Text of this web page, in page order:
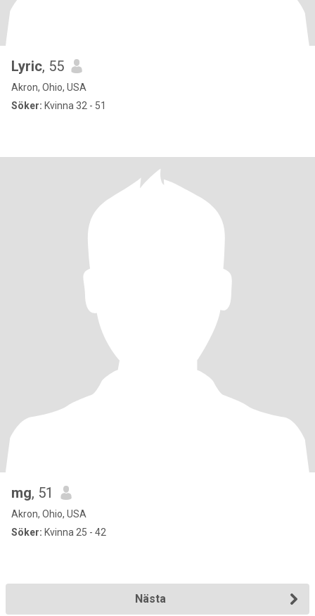
Lyric, 55
Akron, Ohio, USA
Söker: Kvinna 32 - 51
mg, 51
Akron, Ohio, USA
Söker: Kvinna 25 - 42
Nästa